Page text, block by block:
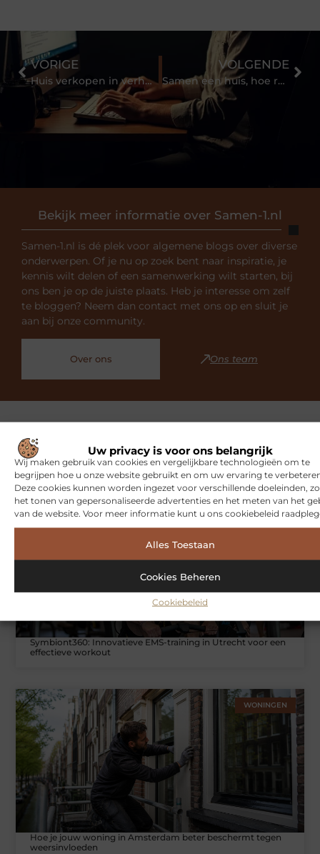
Uw privacy is voor ons belangrijk
Wij maken gebruik van cookies en vergelijkbare technologieën om te
begrijpen hoe u onze website gebruikt en om uw ervaring te
Deze cookies kunnen worden ingezet voor verschillende doeleinden,
het tonen van gepersonaliseerde advertenties en het meten van het
van de website. Voor meer informatie kunt u ons cookiebeleid
Alles Toestaan
Cookies Beheren
Cookiebeleid
Bekijk meer informatie over Samen-1.nl
Samen-1.nl is dé plek voor algemene blogs over diverse
onderwerpen. Of je nu op zoek bent naar inspiratie, je
kennis wilt delen of een samenwerking wilt starten, bij
ons ben je op de juiste plaats. Heb je interesse om zelf
te bloggen? Neem dan contact met ons op en sluit je
aan bij onze community.
Over ons Ons team
VORIGE
Huis verkopen in verhuurde staat zonder bezichtigingen
VOLGENDE
Samen een huis, hoe regel je dat tijdens een scheiding?
Gerelateerde artikelendie u
mogelijk interesseren
SPORT
Symbiont360: Innovatieve EMS-training in Utrecht voor een
effectieve workout
WONINGEN
Hoe je jouw woning in Amsterdam beter beschermt tegen
weersinvloeden